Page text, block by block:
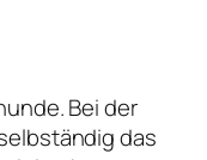
Bei der
das